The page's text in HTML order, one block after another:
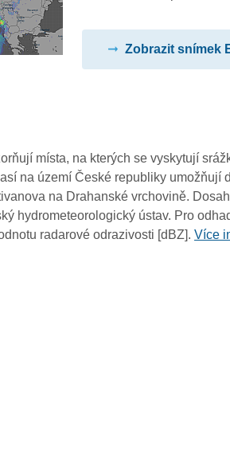
Zobrazit snímek
místa, na kterých se vyskytují
na území České republiky umožňují
na Drahanské vrchovině.
hydrometeorologický ústav. Pro
radarové odrazivosti [dBZ].Více